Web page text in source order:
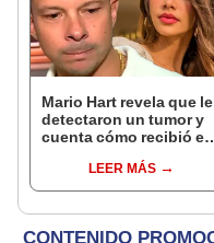
Mario Hart revela que le
detectaron un tumor y
cuenta cómo recibió el
muy fuertes..."
LEER MÁS